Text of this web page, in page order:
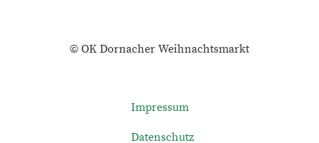
© OK Dornacher Weihnachtsmarkt
Impressum
Datenschutz